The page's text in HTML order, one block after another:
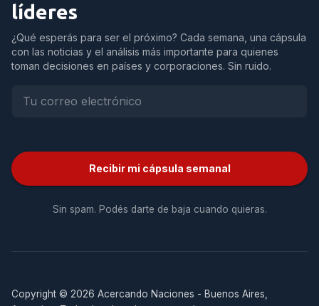
líderes
¿Qué esperás para ser el próximo? Cada semana, una cápsula
con las noticias y el análisis más importante para quienes
toman decisiones en países y corporaciones. Sin ruido.
Recibir mi cápsula semanal
Sin spam. Podés darte de baja cuando quieras.
Copyright © 2026 Acercando Naciones - Buenos Aires,